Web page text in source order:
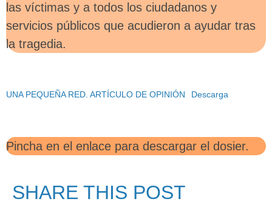
las víctimas y a todos los ciudadanos y
servicios públicos que acudieron a ayudar tras
la tragedia.
UNA PEQUEÑA RED. ARTÍCULO DE OPINIÓN Descarga
Pincha en el enlace para descargar el dosier.
SHARE THIS POST